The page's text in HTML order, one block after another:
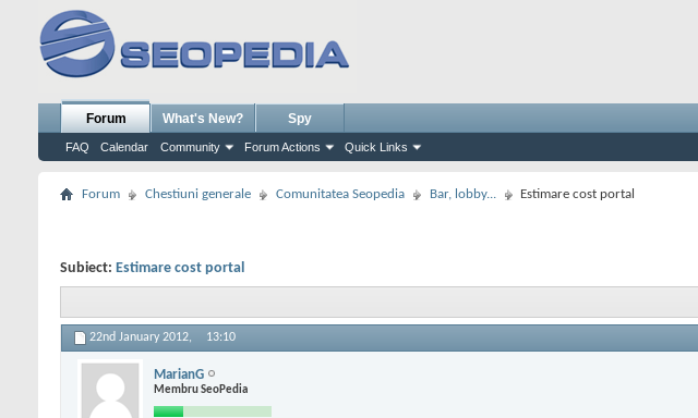
Forum
FAQ Calendar Community Forum Actions Quick Links
What's New? Spy
Forum Chestiuni generale Comunitatea Seopedia Bar, lobby... Estimare cost portal
Subiect: Estimare cost portal
22nd January 2012, 13:10
MarianG
Membru SeoPedia